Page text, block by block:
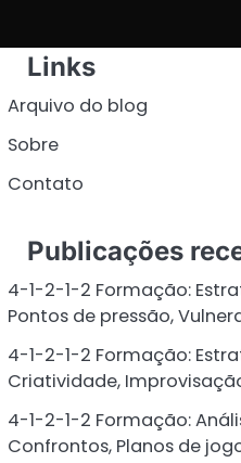
Links
Arquivo do blog
Sobre
Contato
Publicações
4-1-2-1-2 Formação:
Pontos de pressão,
4-1-2-1-2 Formação:
Criatividade,
4-1-2-1-2 Formação:
Confrontos, Planos de